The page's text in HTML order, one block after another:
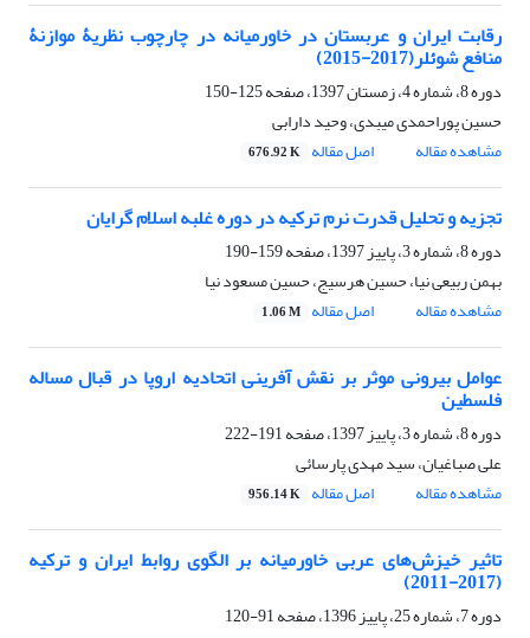
رقابت ایران و عربستان در خاورمیانه ‏در چارچوب نظریۀ موازنۀ
منافع شوئلر(2017-2015)‏
دوره 8، شماره 4، زمستان 1397، صفحه
125-150
حسین پوراحمدی میبدی، وحید دارابی
مشاهده مقاله
اصل مقاله 676.92 K
تجزیه و تحلیل قدرت نرم ترکیه در دوره غلبه اسلام گرایان
دوره 8، شماره 3، پاییز 1397، صفحه
159-190
بهمن ربیعی نیا، حسین هرسیج، حسین مسعود نیا
مشاهده مقاله
اصل مقاله 1.06 M
عوامل بیرونی موثر بر نقش آفرینی اتحادیه اروپا در قبال مساله
فلسطین
دوره 8، شماره 3، پاییز 1397، صفحه
191-222
علی صباغیان، سید مهدی پارسائی
مشاهده مقاله
اصل مقاله 956.14 K
تاثیر خیزش‌های عربی خاورمیانه بر الگوی روابط ایران و ترکیه
(2017-2011)
دوره 7، شماره 25، پاییز 1396، صفحه
91-120